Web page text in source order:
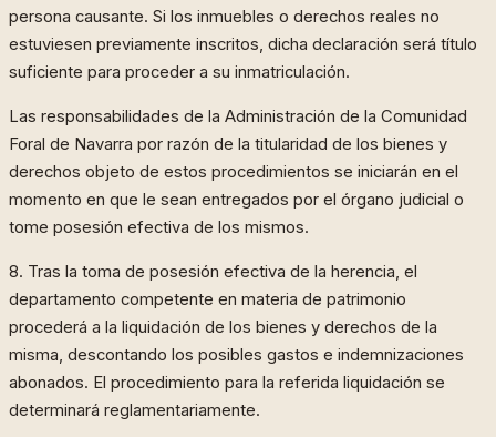
persona causante. Si los inmuebles o derechos reales no
estuviesen previamente inscritos, dicha declaración será título
suficiente para proceder a su inmatriculación.
Las responsabilidades de la Administración de la Comunidad
Foral de Navarra por razón de la titularidad de los bienes y
derechos objeto de estos procedimientos se iniciarán en el
momento en que le sean entregados por el órgano judicial o
tome posesión efectiva de los mismos.
8. Tras la toma de posesión efectiva de la herencia, el
departamento competente en materia de patrimonio
procederá a la liquidación de los bienes y derechos de la
misma, descontando los posibles gastos e indemnizaciones
abonados. El procedimiento para la referida liquidación se
determinará reglamentariamente.